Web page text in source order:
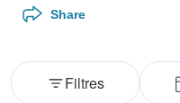
Share
Filtres